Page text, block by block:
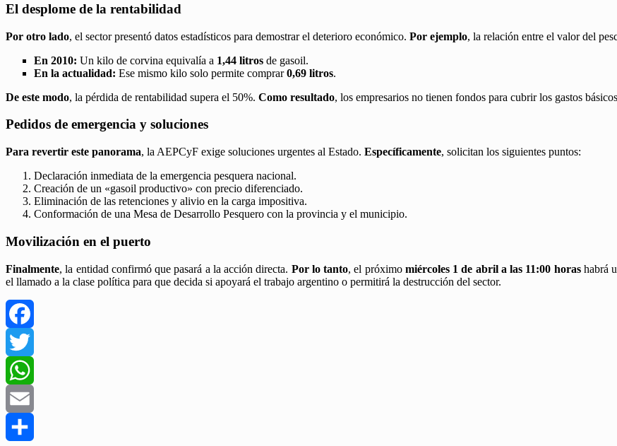
​El desplome de la rentabilidad
Por otro lado, el sector presentó datos estadísticos para demostrar el deterioro económico. Por ejemplo, la relación entre el valor del
En 2010: Un kilo de corvina equivalía a 1,44 litros de gasoil.
En la actualidad: Ese mismo kilo solo permite comprar0,69 litros.
De este modo, la pérdida de rentabilidad supera el 50%. Como resultado, los empresarios no tienen fondos para cubrir los gastos
​Pedidos de emergencia y soluciones
Para revertir este panorama, la AEPCyF exige soluciones urgentes al Estado. Específicamente, solicitan los siguientes puntos:
​Declaración inmediata de la emergencia pesquera nacional.
​Creación de un «gasoil productivo» con precio diferenciado.
​Eliminación de las retenciones y alivio en la carga impositiva.
​Conformación de una Mesa de Desarrollo Pesquero con la provincia y el municipio.
​Movilización en el puerto
Finalmente, la entidad confirmó que pasará a la acción directa. Por lo tanto, el próximo miércoles 1 de abril a las 11:00 horashabrá
el llamado a la clase política para que decida si apoyará el trabajo argentino o permitirá la destrucción del sector.
Facebook
Twitter
WhatsApp
Email